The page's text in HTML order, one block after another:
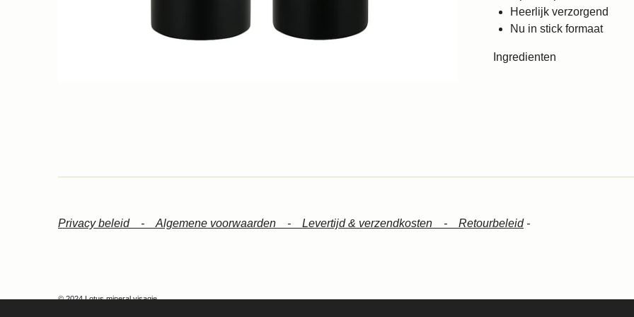
Heerlijk verzorgend
Nu in stick formaat
Ingredienten
Privacy beleid - Algemene voorwaarden - Levertijd & verzendkosten - Retourbeleid-
© 2024 Lotus mineral visagie